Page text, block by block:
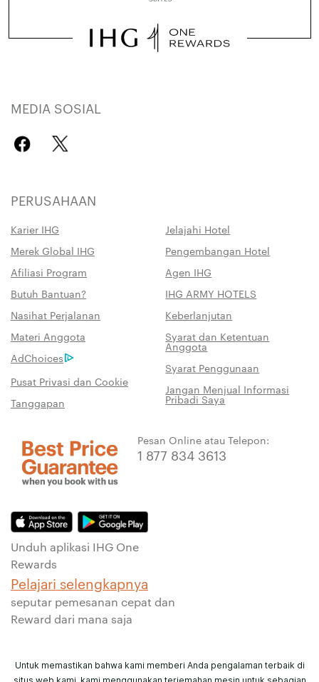
MEDIA SOSIAL
PERUSAHAAN
Karier IHG
Jelajahi Hotel
Merek Global IHG
Pengembangan Hotel
Afiliasi Program
Agen IHG
Butuh Bantuan?
IHG ARMY HOTELS
Nasihat Perjalanan
Keberlanjutan
Materi Anggota
Syarat dan Ketentuan
Anggota
AdChoices
Syarat Penggunaan
Pusat Privasi dan Cookie
Jangan Menjual Informasi
Pribadi Saya
Tanggapan
Pesan Online atau Telepon:
1 877 834 3613
Unduh aplikasi IHG One
Rewards
Pelajari selengkapnya
seputar pemesanan cepat dan
Reward dari mana saja
Untuk memastikan bahwa kami memberi Anda pengalaman terbaik di